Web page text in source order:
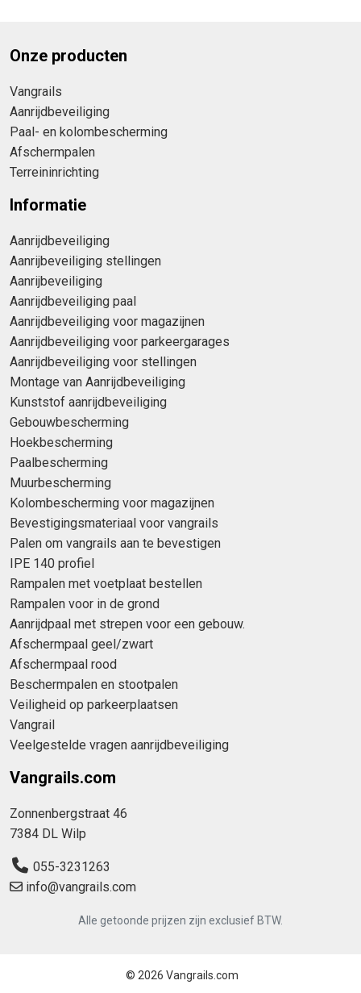
Onze producten
Vangrails
Aanrijdbeveiliging
Paal- en kolombescherming
Afschermpalen
Terreininrichting
Informatie
Aanrijdbeveiliging
Aanrijbeveiliging stellingen
Aanrijbeveiliging
Aanrijdbeveiliging paal
Aanrijdbeveiliging voor magazijnen
Aanrijdbeveiliging voor parkeergarages
Aanrijdbeveiliging voor stellingen
Montage van Aanrijdbeveiliging
Kunststof aanrijdbeveiliging
Gebouwbescherming
Hoekbescherming
Paalbescherming
Muurbescherming
Kolombescherming voor magazijnen
Bevestigingsmateriaal voor vangrails
Palen om vangrails aan te bevestigen
IPE 140 profiel
Rampalen met voetplaat bestellen
Rampalen voor in de grond
Aanrijdpaal met strepen voor een gebouw.
Afschermpaal geel/zwart
Afschermpaal rood
Beschermpalen en stootpalen
Veiligheid op parkeerplaatsen
Vangrail
Veelgestelde vragen aanrijdbeveiliging
Vangrails.com
Zonnenbergstraat 46
7384 DL Wilp
055-3231263
info@vangrails.com
Alle getoonde prijzen zijn exclusief BTW.
© 2026 Vangrails.com